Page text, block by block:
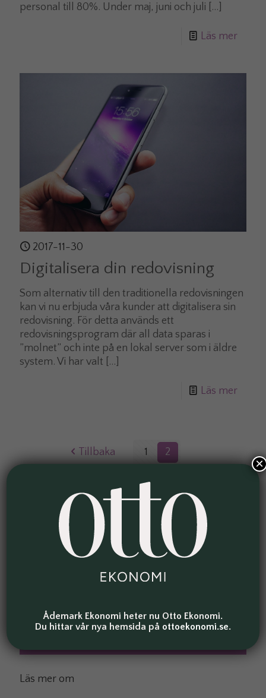
personal till 80%. Under maj, juni och juli […]
Läs mer
2017-11-30
Digitalisera din redovisning
Som alternativ till den traditionella redovisningen
kan vi nu erbjuda våra kunder att digitalisera sin
redovisning. För detta används ett
redovisningsprogram där all data sparas i
”molnet” och inte på en lokal server som i äldre
system. Vi har valt […]
Läs mer
Tillbaka 1 2
Kategorier
Ådemark Ekonomi
Ekonominyheter
Övrigt
Läs mer om
Ådemark Ekonomi heter nu Otto Ekonomi.
Du hittar vår nya hemsida på ottoekonomi.se.
×